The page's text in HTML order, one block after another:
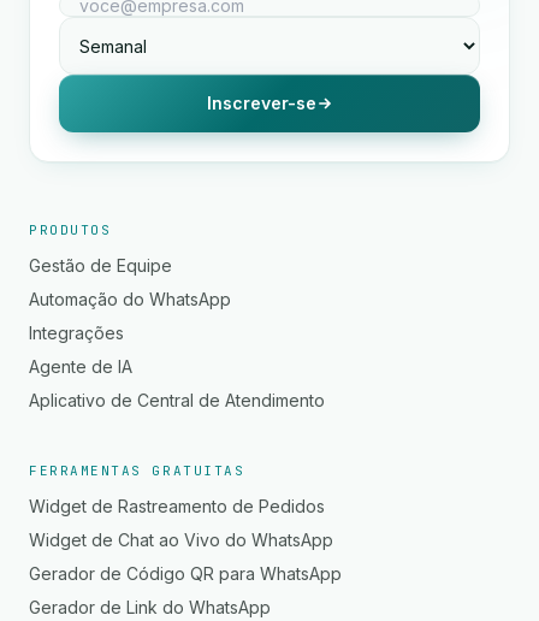
Inscrever-se
PRODUTOS
Gestão de Equipe
Automação do WhatsApp
Integrações
Agente de IA
Aplicativo de Central de Atendimento
FERRAMENTAS GRATUITAS
Widget de Rastreamento de Pedidos
Widget de Chat ao Vivo do WhatsApp
Gerador de Código QR para WhatsApp
Gerador de Link do WhatsApp